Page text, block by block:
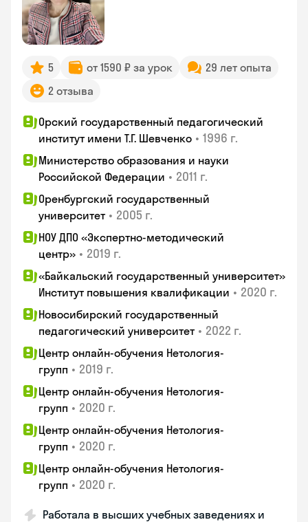
5 от 1590 ₽ за урок
29 лет опыта
2 отзыва
Орский государственный педагогический
институт имени Т.Г. Шевченко • 1996 г.
Министерство образования и науки
Российской Федерации • 2011 г.
Оренбургский государственный
университет • 2005 г.
НОУ ДПО «Экспертно-методический
центр» • 2019 г.
«Байкальский государственный университет»
Институт повышения квалификации • 2020 г.
Новосибирский государственный
педагогический университет • 2022 г.
Центр онлайн-обучения Нетология-
групп • 2019 г.
Центр онлайн-обучения Нетология-
групп • 2020 г.
Центр онлайн-обучения Нетология-
групп • 2020 г.
Центр онлайн-обучения Нетология-
групп • 2020 г.
Работала в высших учебных заведениях и